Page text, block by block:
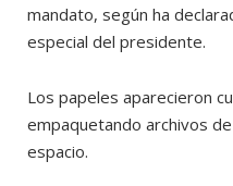
mandato, según ha
especial del presidente.
Los papeles aparecieron
empaquetando archivos
espacio.